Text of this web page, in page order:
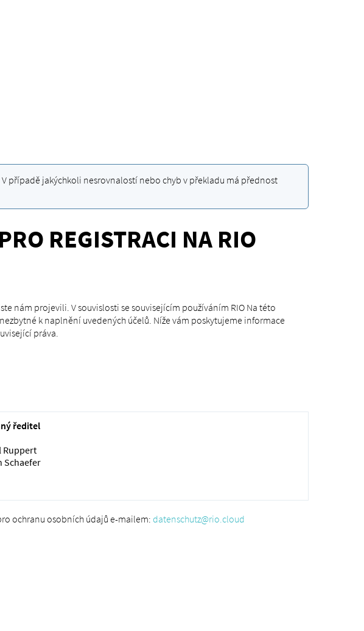
případě jakýchkoli nesrovnalostí nebo chyb v překladu má přednost
REGISTRACI NA RIO
nám projevili. V souvislosti se souvisejícím používáním RIO Na této
k naplnění uvedených účelů. Níže vám poskytujeme informace
práva.
ředitel
Ruppert
Schaefer
ochranu osobních údajů e-mailem: datenschutz@rio.cloud